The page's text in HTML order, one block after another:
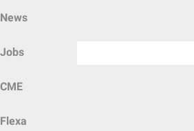
News
Jobs
CME
Flexa